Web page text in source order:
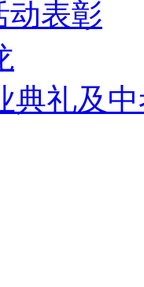
动表彰
典礼及